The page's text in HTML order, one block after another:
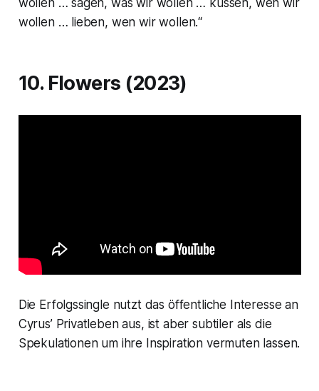
wollen … sagen, was wir wollen … küssen, wen wir
wollen … lieben, wen wir wollen.“
10. Flowers (2023)
Die Erfolgssingle nutzt das öffentliche Interesse an
Cyrus’ Privatleben aus, ist aber subtiler als die
Spekulationen um ihre Inspiration vermuten lassen.